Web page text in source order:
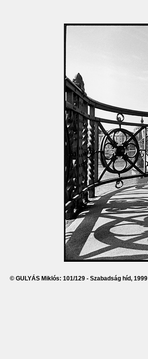
© GULYÁS Miklós: 101/129 - Szabadság híd, 1999